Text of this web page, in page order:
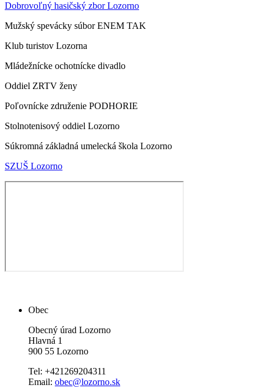
Dobrovoľný hasičský zbor Lozorno
Mužský spevácky súbor ENEM TAK
Klub turistov Lozorna
Mládežnícke ochotnícke divadlo
Oddiel ZRTV ženy
Poľovnícke združenie PODHORIE
Stolnotenisový oddiel Lozorno
Súkromná základná umelecká škola Lozorno
SZUŠ Lozorno
Obec
Obecný úrad Lozorno
Hlavná 1
900 55 Lozorno
Tel: +421269204311
Email: obec@lozorno.sk